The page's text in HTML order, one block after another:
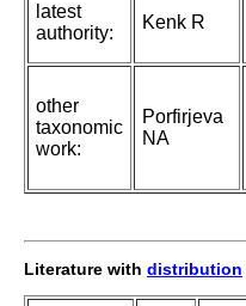
latest
authority:
Kenk R
other
taxonomic
work:
Porfirjeva
NA
Literature with distribution